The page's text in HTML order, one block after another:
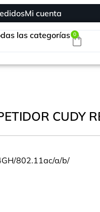
Mi cuenta
las categorías 0
CUDY
802.11ac/a/b/